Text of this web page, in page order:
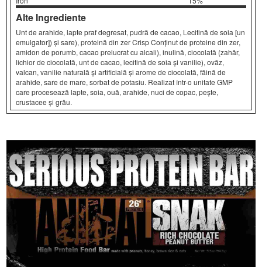
Alte Ingrediente
Unt de arahide, lapte praf degresat, pudră de cacao, Lecitină de soia [un
emulgator]) și sare), proteină din zer Crisp Conținut de proteine din zer,
amidon de porumb, cacao prelucrat cu alcali), inulină, ciocolată (zahăr,
lichior de ciocolată, unt de cacao, lecitină de soia și vanilie), ovăz,
valcan, vanilie naturală și artificială și arome de ciocolată, făină de
arahide, sare de mare, sorbat de potasiu. Realizat într-o unitate GMP
care procesează lapte, soia, ouă, arahide, nuci de copac, pește,
crustacee și grâu.